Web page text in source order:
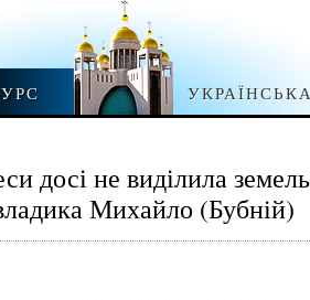
досі не виділила
Михайло (Бубній)